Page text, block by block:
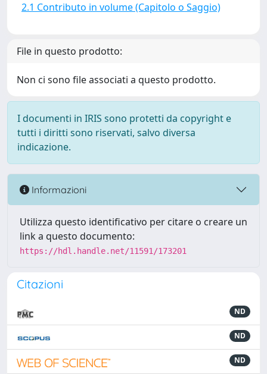
2.1 Contributo in volume (Capitolo o Saggio)
File in questo prodotto:
Non ci sono file associati a questo prodotto.
I documenti in IRIS sono protetti da copyright e
tutti i diritti sono riservati, salvo diversa
indicazione.
Informazioni
Utilizza questo identificativo per citare o creare un
link a questo documento:
https://hdl.handle.net/11591/173201
Citazioni
ND
ND
ND